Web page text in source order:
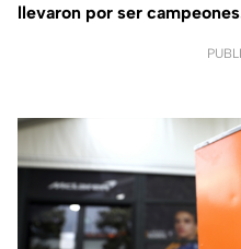
llevaron por ser